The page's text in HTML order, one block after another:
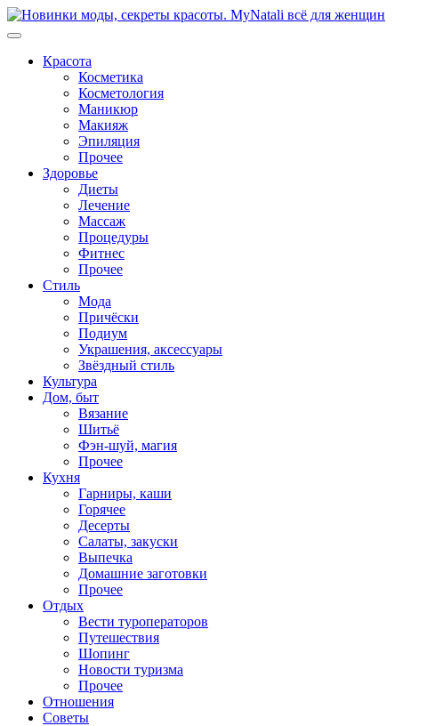
Перейти
к
Красота
Косметика
Косметология
Маникюр
Макияж
Эпиляция
Прочее
Здоровье
Диеты
Лечение
Массаж
Процедуры
Фитнес
Прочее
Стиль
Мода
Причёски
Подиум
Украшения, аксессуары
Звёздный стиль
Культура
Дом, быт
Вязание
Шитьё
Фэн-шуй, магия
Прочее
Кухня
Гарниры, каши
Горячее
Десерты
Салаты, закуски
Выпечка
Домашние заготовки
Прочее
Отдых
Вести туроператоров
Путешествия
Шопинг
Новости туризма
Прочее
Отношения
Советы